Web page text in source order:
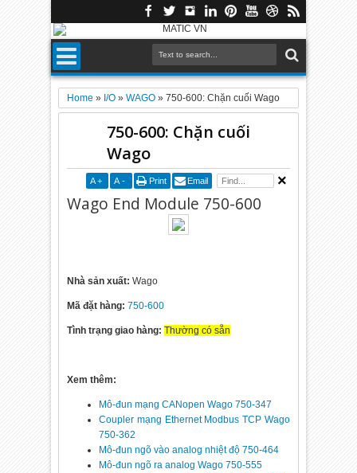
Home » I/O »WAGO »750-600: Chặn cuối Wago
750-600: Chặn cuối
Wago
A + A - Print Email
Wago End Module 750-600
Nhà sản xuất: Wago
Mã đặt hàng: 750-600
Tình trạng giao hàng: Thường có sẵn
Xem thêm:
Mô-đun mạng CANopen Wago 750-347
Coupler mạng Ethernet Modbus TCP Wago
750-362
Mô-đun ngõ vào analog nhiệt độ 750-464
Mô-đun ngõ ra analog Wago 750-555